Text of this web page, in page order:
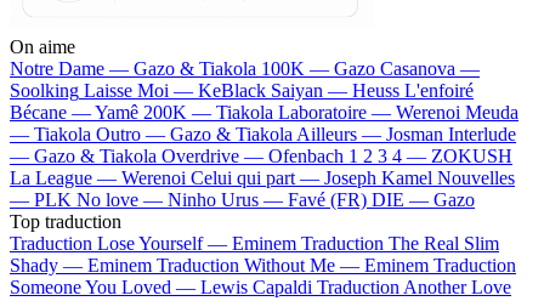
On aime
Notre Dame — Gazo & Tiakola 100K — Gazo Casanova —
Soolking Laisse Moi — KeBlack Saiyan — Heuss L'enfoiré
Bécane —Yamê 200K — Tiakola Laboratoire — Werenoi Meuda
— Tiakola Outro — Gazo & Tiakola Ailleurs — Josman Interlude
— Gazo & Tiakola Overdrive — Ofenbach 1 2 3 4 — ZOKUSH
La League — Werenoi Celui qui part — Joseph Kamel Nouvelles
— PLK No love — Ninho Urus — Favé (FR) DIE — Gazo
Top traduction
Traduction Lose Yourself — Eminem Traduction The Real Slim
Shady — Eminem Traduction Without Me — Eminem Traduction
Someone You Loved — Lewis Capaldi Traduction Another Love